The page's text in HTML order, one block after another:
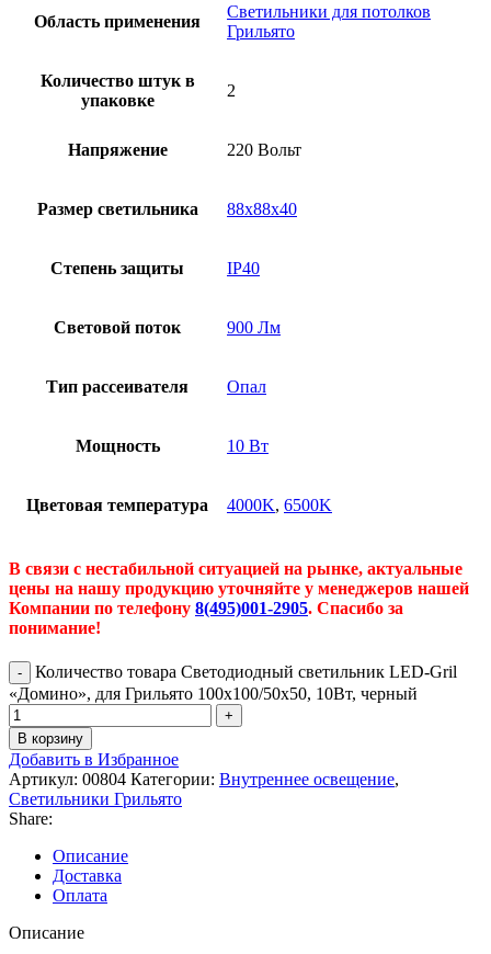
Область применения
Светильники для потолков
Грильято
Количество штук в
упаковке
2
Напряжение 220 Вольт
Размер светильника 88х88х40
Степень защиты IP40
Световой поток 900 Лм
Тип рассеивателя Опал
Мощность 10 Вт
Цветовая температура 4000K, 6500K
В связи с нестабильной ситуацией на рынке, актуальные
цены на нашу продукцию уточняйте у менеджеров нашей
Компании по телефону 8(495)001-2905. Спасибо за
понимание!
Количество товара Светодиодный светильник LED-Gril
«Домино», для Грильято 100х100/50х50, 10Вт, черный
В корзину
Добавить в Избранное
Артикул: 00804 Категории: Внутреннее освещение,
Светильники Грильято
Share:
Описание
Доставка
Оплата
Описание